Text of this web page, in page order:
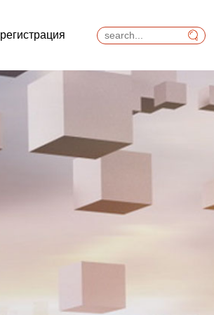
регистрация
Главная страница сайта>Новости.